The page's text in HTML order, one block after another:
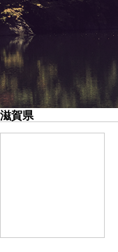
滋賀県